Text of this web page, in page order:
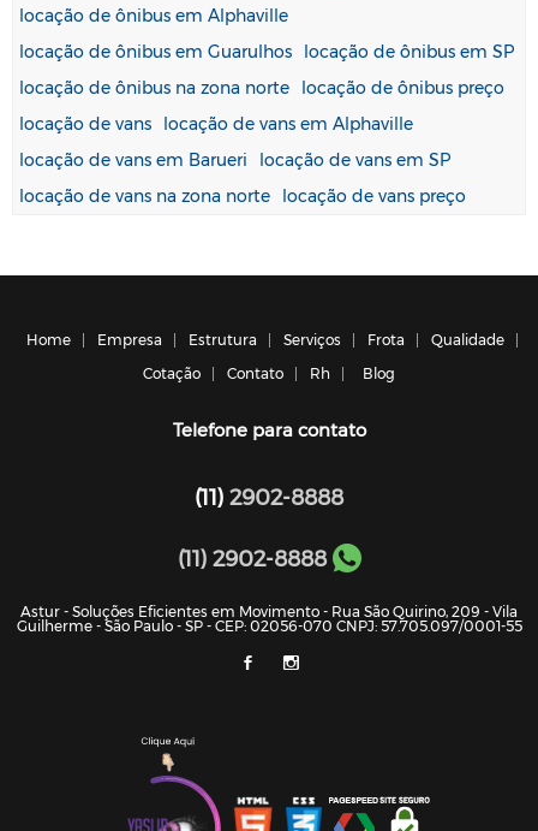
locação de ônibus em Alphaville
locação de ônibus em Guarulhos
locação de ônibus em SP
locação de ônibus na zona norte
locação de ônibus preço
locação de vans
locação de vans em Alphaville
locação de vans em Barueri
locação de vans em SP
locação de vans na zona norte
locação de vans preço
Home Empresa Estrutura Serviços Frota
Qualidade
Cotação
Contato Rh Blog
Telefone para contato
(11) 2902-8888
(11) 2902-8888
Astur - Soluções Eficientes em Movimento - Rua São Quirino, 209 - Vila
Guilherme - São Paulo - SP - CEP: 02056-070 CNPJ: 57.705.097/0001-55